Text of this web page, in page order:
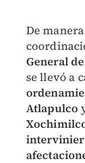
De
General
se llevó a
Atlapulco